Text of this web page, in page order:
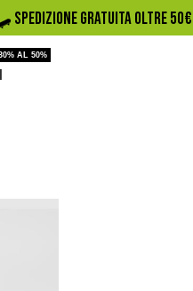
🛹️ SPEDIZIONE GRATUITA
AL 50%